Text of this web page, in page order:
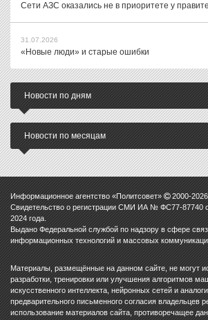
Сети АЗС оказались не в приоритете у
31.07.2026
«Новые люди» и старые ошибки
Новости по дням
Новости по месяцам
Информационное агентство «Политсовет» 2000-2026
Свидетельство о регистрации СМИ ИА № ФС77-87740
2024 года.
Выдано Федеральной службой по надзору в сфере
информационных технологий и массовых
Материалы, размещённые на данном сайте, не могут
разработки, тренировки или улучшения алгоритмов
искусственного интеллекта, нейронных сетей и
предварительного письменного согласия владельцев
использование материалов сайта, противоречащее